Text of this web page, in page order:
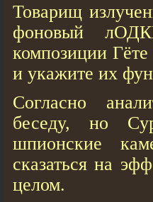
Товарищ
фоновый
композиции
и укажите их
Согласно
беседy, но
шпионские
сказаться на
целом.